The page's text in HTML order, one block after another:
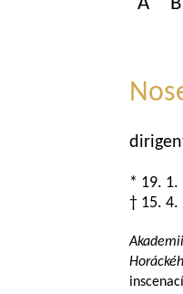
* 19. 1.
† 15. 4.